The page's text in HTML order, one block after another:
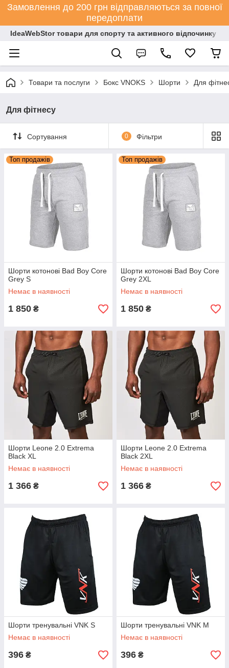
Замовлення до 200 грн відправляються за повної
передоплати
IdeaWebStor товари для спорту та активного відпочинку
Товари та послуги Бокс VNOKS Шорти Для
Для фітнесу
Сортування 0 Фільтри
Топ продажів
Шорти котонові Bad Boy Core
Grey S
Немає в наявності
1 850 ₴
Топ продажів
Шорти котонові Bad Boy Core
Grey 2XL
Немає в наявності
1 850 ₴
Шорти Leone 2.0 Extrema
Black XL
Немає в наявності
1 366 ₴
Шорти Leone 2.0 Extrema
Black 2XL
Немає в наявності
1 366 ₴
Шорти тренувальні VNK S
Немає в наявності
396 ₴
Шорти тренувальні VNK M
Немає в наявності
396 ₴